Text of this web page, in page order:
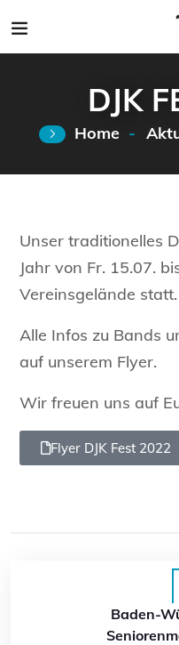
DJK
Home
Unser traditionelles
Jahr von Fr. 15.07.
Vereinsgelände statt.
Alle Infos zu Bands
auf unserem Flyer.
Wir freuen uns auf
Flyer DJK Fest 2022
Baden-